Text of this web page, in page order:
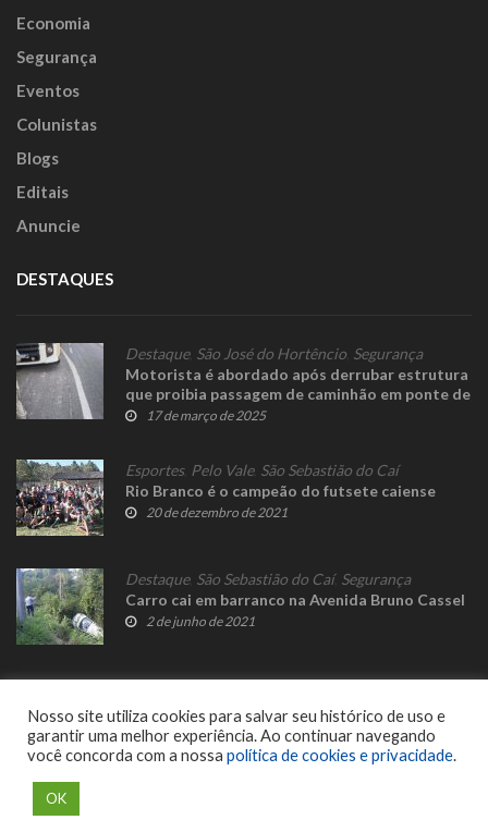
Economia
Segurança
Eventos
Colunistas
Blogs
Editais
Anuncie
DESTAQUES
Destaque, São José do Hortêncio Segurança
Motorista é abordado após derrubar estrutura
que proibia passagem de caminhão em ponte de
ferro17 de março de 2025
Esportes, Pelo Vale, São Sebastião do Caí
Rio Branco é o campeão do futsete caiense
20 de dezembro de 2021
Destaque, São Sebastião do Caí, Segurança
Carro cai em barranco na Avenida Bruno Cassel
2 de junho de 2021
Nosso site utiliza cookies para salvar seu histórico de uso e
garantir uma melhor experiência. Ao continuar navegando
você concorda com a nossa política de cookies e privacidade.
OK